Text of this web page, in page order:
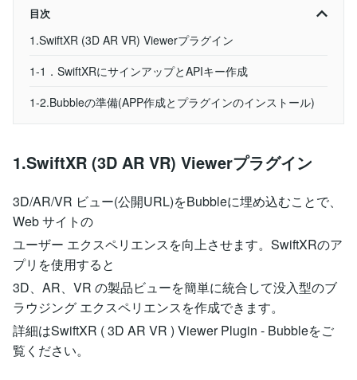
目次
1.SwiftXR (3D AR VR) Viewerプラグイン
1-1．SwiftXRにサインアップとAPIキー作成
1-2.Bubbleの準備(APP作成とプラグインのインストール)
1.SwiftXR (3D AR VR) Viewerプラグイン
3D/AR/VR ビュー(公開URL)をBubbleに埋め込むことで、
Web サイトの
ユーザー エクスペリエンスを向上させます。SwiftXRのア
プリを使用すると
3D、AR、VR の製品ビューを簡単に統合して没入型のブ
ラウジング エクスペリエンスを作成できます。
詳細はSwiftXR ( 3D AR VR ) Viewer Plugin - Bubbleをご
覧ください。